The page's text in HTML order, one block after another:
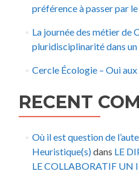
préférence à passer par
La journée des métier de
pluridisciplinarité dans
Cercle Écologie – Oui
RECENT
Où il est question de
Heuristique(s)dans LE
LE COLLABORATIF UN